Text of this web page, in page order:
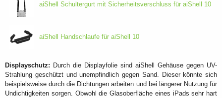
aiShell Schultergurt mit Sicherheitsverschluss für aiShell 10
aiShell Handschlaufe für aiShell 10
Displayschutz: Durch die Displayfolie sind aiShell Gehäuse gegen UV-
Strahlung geschützt und unempfindlich gegen Sand. Dieser könnte sich
beispielsweise durch die Dichtungen arbeiten und bei längerer Nutzung für
Undichtigkeiten sorgen. Obwohl die Glasoberfläche eines iPads sehr hart